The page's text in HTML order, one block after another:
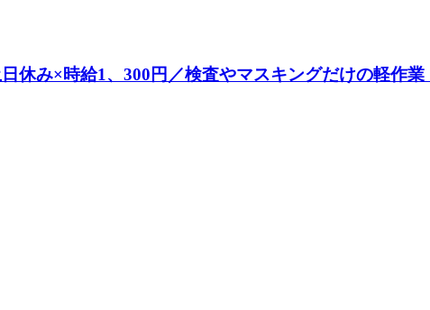
日休み×時給1、300円／検査やマスキングだけの軽作